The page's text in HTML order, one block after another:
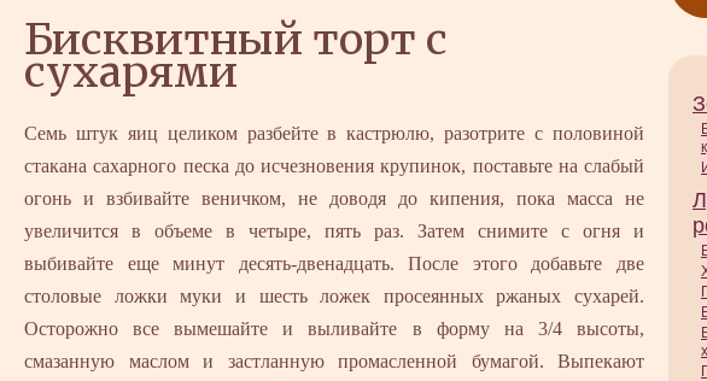
Бисквитный торт с
сухарями
Семь штук яиц целиком разбейте в кастрюлю, разотрите с половиной
стакана сахарного песка до исчезновения крупинок, поставьте на слабый
огонь и взбивайте веничком, не доводя до кипения, пока масса не
увеличится в объеме в четыре, пять раз. Затем снимите с огня и
выбивайте еще минут десять-двенадцать. После этого добавьте две
столовые ложки муки и шесть ложек просеянных ржаных сухарей.
Осторожно все вымешайте и выливайте в форму на 3/4 высоты,
смазанную маслом и застланную промасленной бумагой. Выпекают